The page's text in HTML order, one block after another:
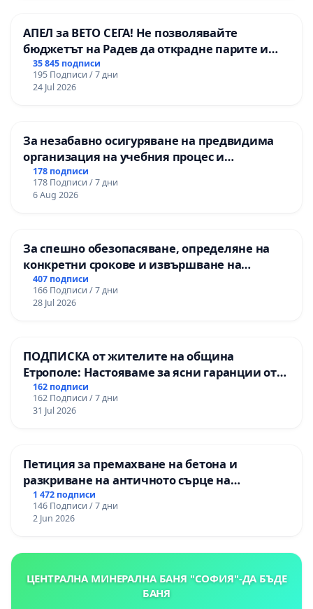
АПЕЛ за ВЕТО СЕГА! Не позволявайте
бюджетът на Радев да открадне парите и
правата ни в тъмното
35 845 подписи
195 Подписи / 7 дни
24 Jul 2026
За незабавно осигуряване на предвидима
организация на учебния процес и
гарантиране на правото на равнопоставено
и качествено образование на учениците от
ОУ „Княз Александър I“ и Хуманитарна
178 подписи
178 Подписи / 7 дни
6 Aug 2026
За спешно обезопасяване, определяне на
конкретни срокове и извършване на
цялостна рехабилитация на
републиканския път между пътен възел АМ
„Тракия“ - гр. Ихтиман - с. Мирово - к.к.
407 подписи
166 Подписи / 7 дни
28 Jul 2026
ПОДПИСКА от жителите на община
Етрополе: Настояваме за ясни гаранции от
“Елаците-МЕД” АД и от държавата, че ще се
изпълнят всички екологични норми!
162 подписи
162 Подписи / 7 дни
31 Jul 2026
Петиция за премахване на бетона и
разкриване на античното сърце на
Могиланската могила във Враца
1 472 подписи
146 Подписи / 7 дни
2 Jun 2026
ЦЕНТРАЛНА МИНЕРАЛНА БАНЯ "СОФИЯ"-ДА БЪДЕ
БАНЯ